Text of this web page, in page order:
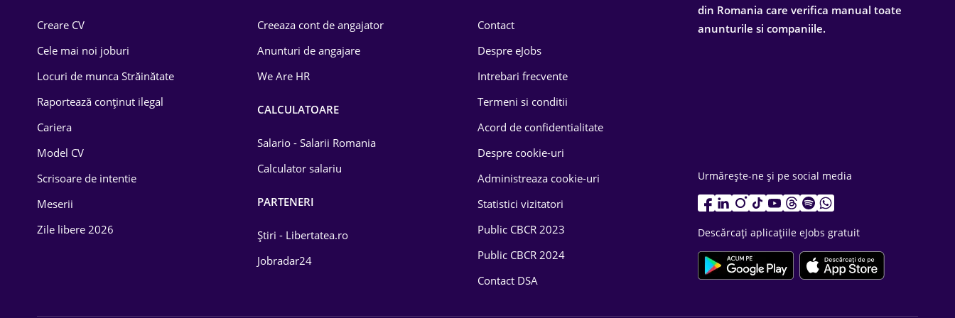
Drept
Educație / Training
Energetică
Farma
Creare CV
Cele mai noi joburi
Locuri de munca Străinătate
Raportează conținut ilegal
Cariera
Model CV
Scrisoare de intentie
Meserii
Zile libere 2026
Creeaza cont de angajator
Anunturi de angajare
We Are HR
CALCULATOARE
Salario - Salarii Romania
Calculator salariu
PARTENERI
Știri - Libertatea.ro
Jobradar24
Contact
Despre eJobs
Intrebari frecvente
Termeni si conditii
Acord de confidentialitate
Despre cookie-uri
Administreaza cookie-uri
Statistici vizitatori
Public CBCR 2023
Public CBCR 2024
Contact DSA
din Romania care verifica manual toate
anunturile si companiile.
Urmărește-ne și pe social media
Descărcați aplicațiile eJobs gratuit